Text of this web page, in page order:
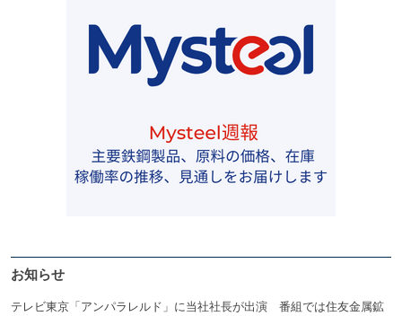
お知らせ
テレビ東京「アンパラレルド」に当社社長が出演 番組では住友金属鉱